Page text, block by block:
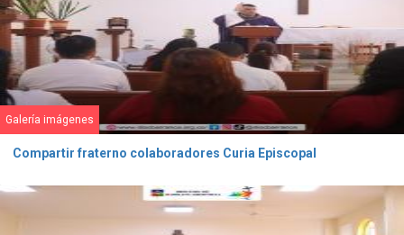
Galería imágenes
Compartir fraterno colaboradores Curia Episcopal